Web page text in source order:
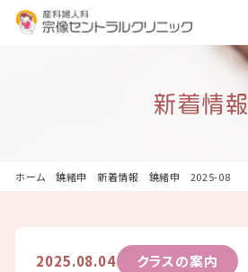
新着情報
ホーム 新着情報 2025-08
2025.08.04 クラスの案内